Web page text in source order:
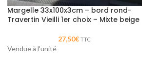
Margelle 33x100x3cm – bord rond-
Travertin Vieilli 1er choix – Mixte beige
27,50€ TTC
Vendue à l'unité